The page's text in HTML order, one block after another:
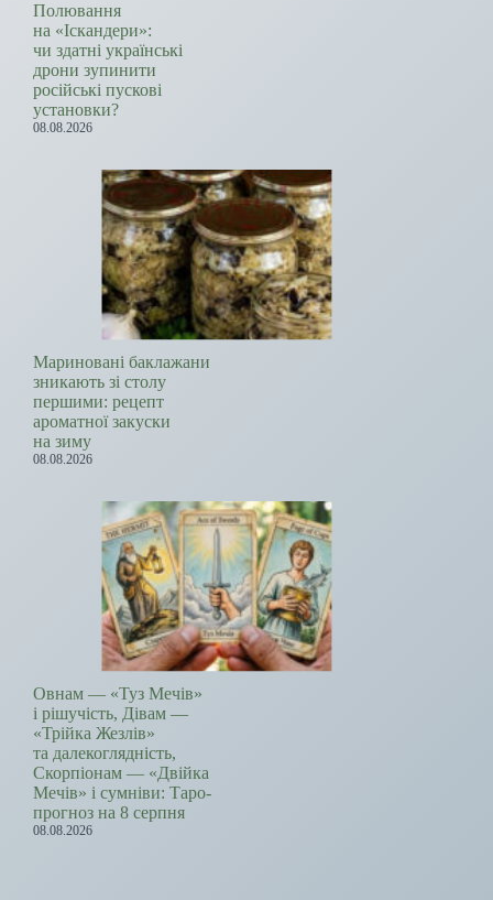
Полювання
на «Іскандери»:
чи здатні українські
дрони зупинити
російські пускові
установки?
08.08.2026
Мариновані баклажани
зникають зі столу
першими: рецепт
ароматної закуски
на зиму
08.08.2026
Овнам — «Туз Мечів»
і рішучість, Дівам —
«Трійка Жезлів»
та далекоглядність,
Скорпіонам — «Двійка
Мечів» і сумніви: Таро-
прогноз на 8 серпня
08.08.2026